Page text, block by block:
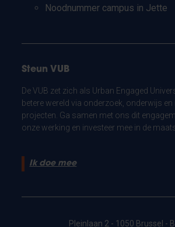
Noodnummer campus in Jette
Steun VUB
De VUB zet zich als Urban Engaged
betere wereld via onderzoek, onderwijs
projecten. Ga samen met ons dit
onze werking en investeer mee in de
Ik doe mee
Pleinlaan 2 - 1050 Brussel -